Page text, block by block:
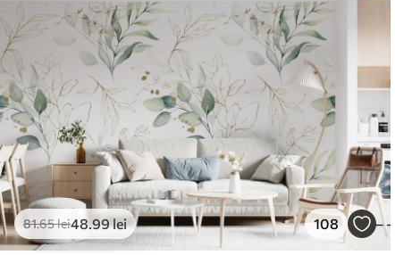
81.65lei48.99lei 108